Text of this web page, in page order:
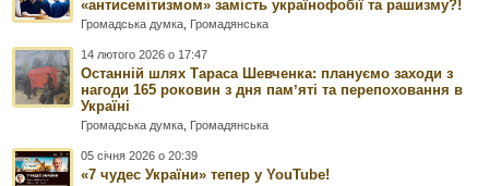
«антисемітизмом» замість українофобії та рашизму?!
Громадська думка Громадянська
14 лютого 2026 о 17:47
Останній шлях Тараса Шевченка: плануємо заходи з
нагоди 165 роковин з дня памʼяті та перепоховання в
Україні
Громадська думка Громадянська
05 січня 2026 о 20:39
«7 чудес України» тепер у YouTube!